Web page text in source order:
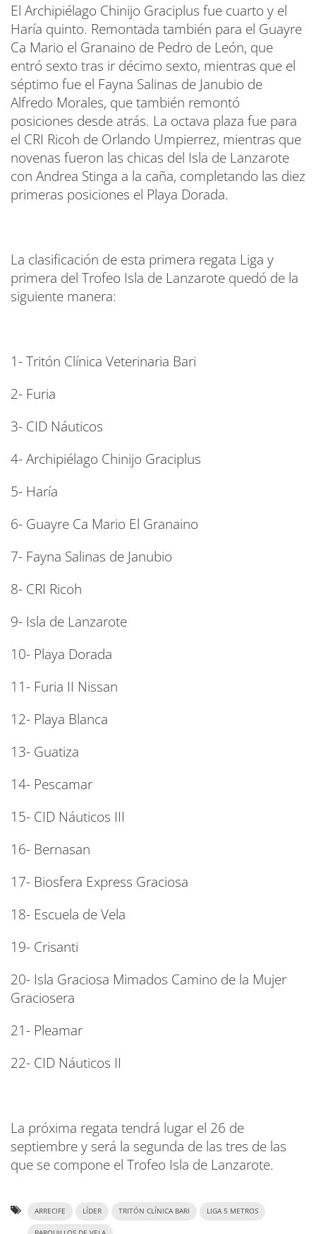
El Archipiélago Chinijo Graciplus fue cuarto y el
Haría quinto. Remontada también para el Guayre
Ca Mario el Granaino de Pedro de León, que
entró sexto tras ir décimo sexto, mientras que el
séptimo fue el Fayna Salinas de Janubio de
Alfredo Morales, que también remontó
posiciones desde atrás. La octava plaza fue para
el CRI Ricoh de Orlando Umpierrez, mientras que
novenas fueron las chicas del Isla de Lanzarote
con Andrea Stinga a la caña, completando las diez
primeras posiciones el Playa Dorada.
La clasificación de esta primera regata Liga y
primera del Trofeo Isla de Lanzarote quedó de la
siguiente manera:
1- Tritón Clínica Veterinaria Bari
2- Furia
3- CID Náuticos
4- Archipiélago Chinijo Graciplus
5- Haría
6- Guayre Ca Mario El Granaino
7- Fayna Salinas de Janubio
8- CRI Ricoh
9- Isla de Lanzarote
10- Playa Dorada
11- Furia II Nissan
12- Playa Blanca
13- Guatiza
14- Pescamar
15- CID Náuticos III
16- Bernasan
17- Biosfera Express Graciosa
18- Escuela de Vela
19- Crisanti
20- Isla Graciosa Mimados Camino de la Mujer
Graciosera
21- Pleamar
22- CID Náuticos II
La próxima regata tendrá lugar el 26 de
septiembre y será la segunda de las tres de las
que se compone el Trofeo Isla de Lanzarote.
ARRECIFE LÍDER TRITÓN CLÍNICA BARI LIGA 5 METROS